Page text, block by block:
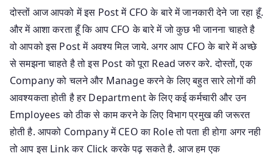
दोस्तों आज आपको में इस Post में CFO के बारे में जानकारी देने जा रहा हूँ.
और में आशा करता हूँ कि आप CFO के बारे में जो कुछ भी जानना चाहते है
वो आपको इस Post में अवश्य मिल जाये. अगर आप CFO के बारे में अच्छे
से समझना चाहते है तो इस Post को पूरा Read जरुर करे. दोस्तों, एक
Company को चलने और Manage करने के लिए बहुत सारे लोगों की
आवश्यकता होती है हर Department के लिए कई कर्मचारी और उन
Employees को ठीक से काम करने के लिए विभाग प्रमुख की जरूरत
होती है. आपको Company में CEO का Role तो पता ही होगा अगर नही
तो आप इस Link कर Click करके पढ़ सकते है. आज हम एक